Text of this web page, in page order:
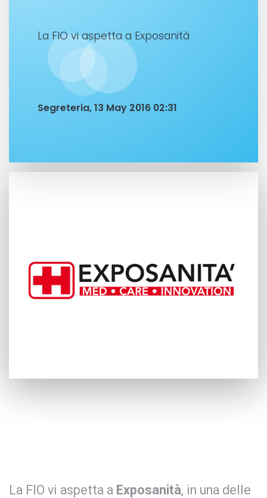
La FIO vi aspetta a Exposanità
Segreteria, 13 May 2016 02:31
La FIO vi aspetta a Exposanità, in una delle